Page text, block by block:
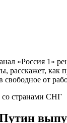
«Россия 1»
расскажет,
свободное от
странами СНГ